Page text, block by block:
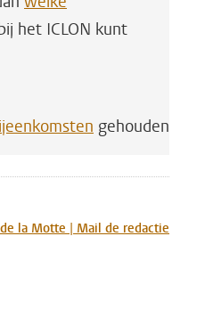
het ICLON kunt
gehouden.
Mastodon
la Motte | Mail de redactie